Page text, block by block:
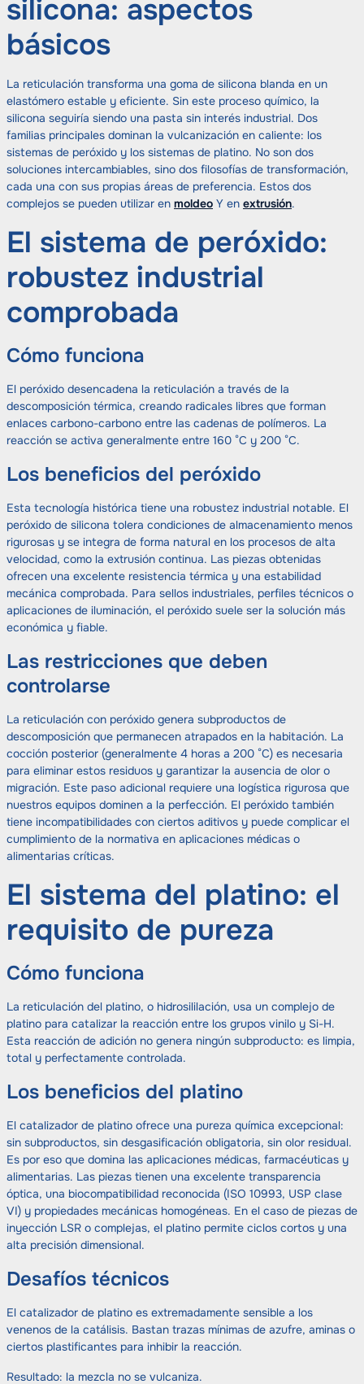
silicona: aspectos
básicos
La reticulación transforma una goma de silicona blanda en un
elastómero estable y eficiente. Sin este proceso químico, la
silicona seguiría siendo una pasta sin interés industrial. Dos
familias principales dominan la vulcanización en caliente: los
sistemas de peróxido y los sistemas de platino. No son dos
soluciones intercambiables, sino dos filosofías de transformación,
cada una con sus propias áreas de preferencia. Estos dos
complejos se pueden utilizar en moldeo Y en extrusión.
El sistema de peróxido:
robustez industrial
comprobada
Cómo funciona
El peróxido desencadena la reticulación a través de la
descomposición térmica, creando radicales libres que forman
enlaces carbono-carbono entre las cadenas de polímeros. La
reacción se activa generalmente entre 160 °C y 200 °C.
Los beneficios del peróxido
Esta tecnología histórica tiene una robustez industrial notable. El
peróxido de silicona tolera condiciones de almacenamiento menos
rigurosas y se integra de forma natural en los procesos de alta
velocidad, como la extrusión continua. Las piezas obtenidas
ofrecen una excelente resistencia térmica y una estabilidad
mecánica comprobada. Para sellos industriales, perfiles técnicos o
aplicaciones de iluminación, el peróxido suele ser la solución más
económica y fiable.
Las restricciones que deben
controlarse
La reticulación con peróxido genera subproductos de
descomposición que permanecen atrapados en la habitación. La
cocción posterior (generalmente 4 horas a 200 °C) es necesaria
para eliminar estos residuos y garantizar la ausencia de olor o
migración. Este paso adicional requiere una logística rigurosa que
nuestros equipos dominen a la perfección. El peróxido también
tiene incompatibilidades con ciertos aditivos y puede complicar el
cumplimiento de la normativa en aplicaciones médicas o
alimentarias críticas.
El sistema del platino: el
requisito de pureza
Cómo funciona
La reticulación del platino, o hidrosililación, usa un complejo de
platino para catalizar la reacción entre los grupos vinilo y Si-H.
Esta reacción de adición no genera ningún subproducto: es limpia,
total y perfectamente controlada.
Los beneficios del platino
El catalizador de platino ofrece una pureza química excepcional:
sin subproductos, sin desgasificación obligatoria, sin olor residual.
Es por eso que domina las aplicaciones médicas, farmacéuticas y
alimentarias. Las piezas tienen una excelente transparencia
óptica, una biocompatibilidad reconocida (ISO 10993, USP clase
VI) y propiedades mecánicas homogéneas. En el caso de piezas de
inyección LSR o complejas, el platino permite ciclos cortos y una
alta precisión dimensional.
Desafíos técnicos
El catalizador de platino es extremadamente sensible a los
venenos de la catálisis. Bastan trazas mínimas de azufre, aminas o
ciertos plastificantes para inhibir la reacción.
Resultado: la mezcla no se vulcaniza.